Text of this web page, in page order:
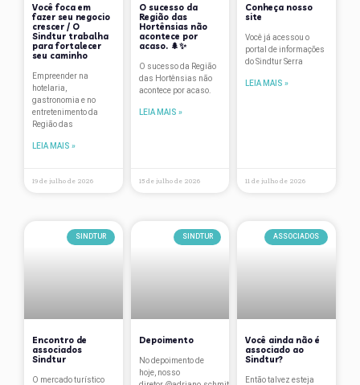
Nova Petrópolis
Palestras
Pesquisa salarial
Plano de contingência
Premiações
Projetos
Reuniões
Serra Gaúcha
Sindicato
SindTur
Você foca em
fazer seu negocio
crescer / O
Sindtur trabalha
para fortalecer
seu caminho
Empreender na
hotelaria,
gastronomia e no
entretenimento da
Região das
LEIA MAIS »
19 de julho de 2026
O sucesso da
Região das
Hortênsias não
acontece por
acaso. 🌲✨
O sucesso da Região
das Hortênsias não
acontece por acaso.
LEIA MAIS »
15 de julho de 2026
Conheça nosso
site
Você já acessou o
portal de informações
do Sindtur Serra
LEIA MAIS »
11 de julho de 2026
SINDTUR
Encontro de
associados
Sindtur
O mercado turístico
SINDTUR
Depoimento
No depoimento de
hoje, nosso
ASSOCIADOS
Você ainda não é
associado ao
Sindtur?
Então talvez esteja